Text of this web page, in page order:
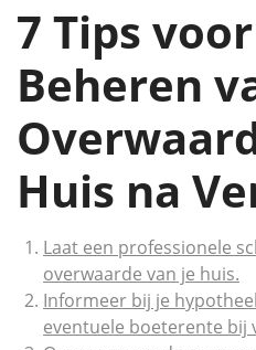
7 Tips
Beheren
Huis na
Laat een professionele
overwaarde van je huis.
Informeer bij je
eventuele boeterente bij